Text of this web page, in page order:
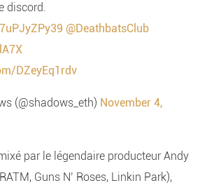
discord.
@DeathbatsClub
DZeyEq1rdv
(@shadows_eth) November 4,
par le légendaire producteur Andy
Guns N’ Roses, Linkin Park),